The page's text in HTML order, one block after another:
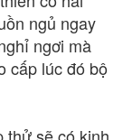
ngủ ngay
ngơi mà
cấp lúc đó bộ